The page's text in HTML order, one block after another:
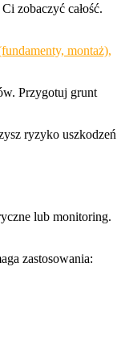
zobaczyć całość.
montaż),
Przygotuj grunt
ryzyko uszkodzeń
lub monitoring.
zastosowania: